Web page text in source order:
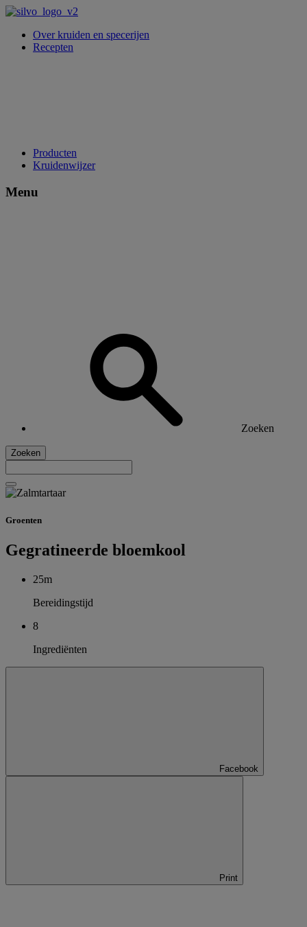
Over kruiden en specerijen
Recepten
Producten
Kruidenwijzer
Menu
Zoeken
Zoeken
Groenten
Gegratineerde bloemkool
25m
Bereidingstijd
8
Ingrediënten
Facebook
Print